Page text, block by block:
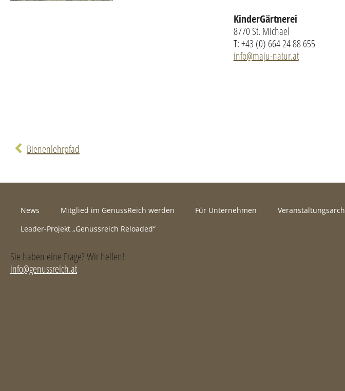
KinderGärtnerei
8770 St. Michael
T: +43 (0) 664 24 88 655
info@maju-natur.at
Bienenlehrpfad
News Mitglied im GenussReich werden Für Unternehmen
Leader-Projekt „Genussreich Reloaded“
Sie haben eine Frage? Wir helfen!
info@genussreich.at